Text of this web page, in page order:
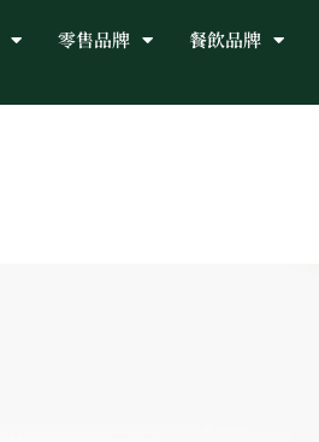
零售品牌 餐飲品牌